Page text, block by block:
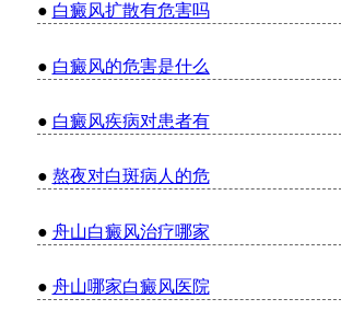
● 白癜风扩散有危害吗
● 白癜风的危害是什么
● 白癜风疾病对患者有
● 熬夜对白斑病人的危
● 舟山白癜风治疗哪家
● 舟山哪家白癜风医院